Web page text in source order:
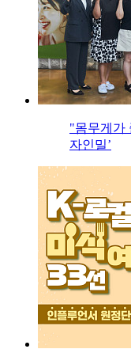
"몸무게가
자인밀’